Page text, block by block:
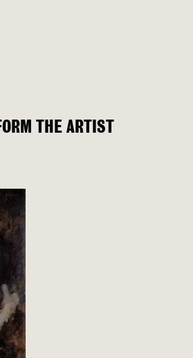
THE ARTIST